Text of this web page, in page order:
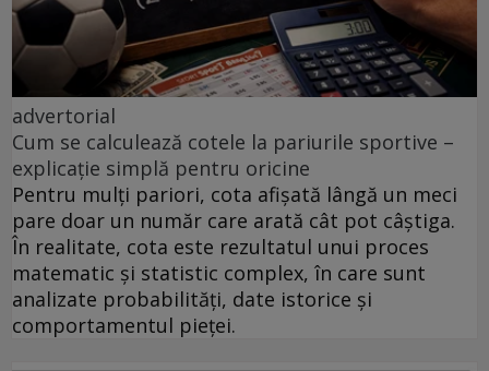
advertorial
Cum se calculează cotele la pariurile sportive –
explicație simplă pentru oricine
Pentru mulți pariori, cota afișată lângă un meci
pare doar un număr care arată cât pot câștiga.
În realitate, cota este rezultatul unui proces
matematic și statistic complex, în care sunt
analizate probabilități, date istorice și
comportamentul pieței.